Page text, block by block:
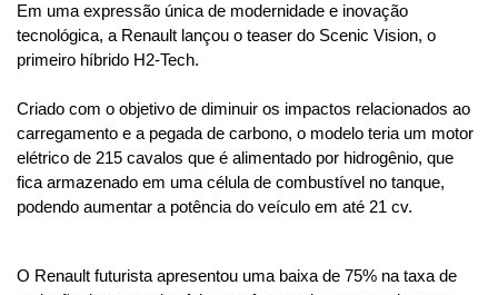
Em uma expressão única de modernidade e inovação
tecnológica, a Renault lançou o teaser do Scenic Vision, o
primeiro híbrido H2-Tech.
Criado com o objetivo de diminuir os impactos relacionados ao
carregamento e a pegada de carbono, o modelo teria um motor
elétrico de 215 cavalos que é alimentado por hidrogênio, que
fica armazenado em uma célula de combustível no tanque,
podendo aumentar a potência do veículo em até 21 cv.
O Renault futurista apresentou uma baixa de 75% na taxa de